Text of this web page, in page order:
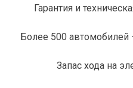
Гарантия и
Более 500 автомобилей
Запас хода на